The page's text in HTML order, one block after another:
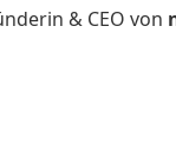
& CEO von